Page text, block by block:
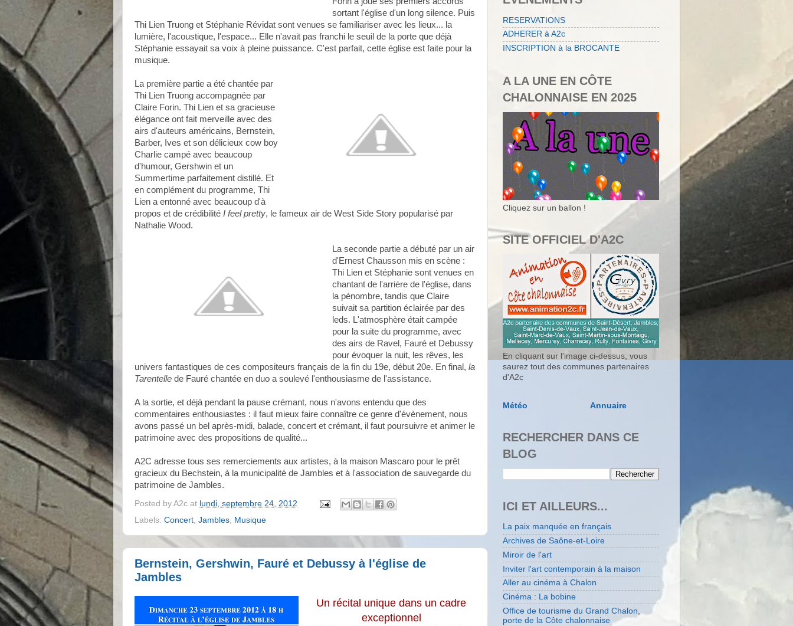
sortant l'église d'un long silence. Puis
Thi Lien Truong et Stéphanie Révidat sont venues se familiariser avec les lieux... la
lumière, l'acoustique, l'espace... Elle n'avait pas franchi le seuil de la porte que déjà
Stéphanie essayait sa voix à pleine puissance. C'est parfait, cette église est faite pour la
musique.
La première partie a été chantée par
Thi Lien Truong accompagnée par
Claire Forin. Thi Lien et sa gracieuse
élégance ont fait merveille avec des
airs d'auteurs américains, Bernstein,
Barber, Ives et son délicieux cow boy
Charlie campé avec beaucoup
d'humour, Gershwin et un
Summertime parfaitement distillé. Et
en complément du programme, Thi
Lien a entonné avec beaucoup d'à
propos et de crédibilité I feel pretty, le fameux air de West Side Story popularisé par
Nathalie Wood.
La seconde partie a débuté par un air
d'Ernest Chausson mis en scène :
Thi Lien et Stéphanie sont venues en
chantant de l'arrière de l'église, dans
la pénombre, tandis que Claire
suivait sa partition éclairée par des
leds. L'atmosphère était campée
pour la suite du programme, avec
des airs de Ravel, Fauré et Debussy
pour évoquer la nuit, les rêves, les
univers fantastiques de ces compositeurs français de la fin du 19e, début 20e. En final, la
Tarentelle de Fauré chantée en duo a soulevé l'enthousiasme de l'assistance.
A la sortie, et déjà pendant la pause crémant, nous n'avons entendu que des
commentaires enthousiastes : il faut mieux faire connaître ce genre d'évènement, nous
avons passé un bel après-midi, balade, concert et crémant, il faut poursuivre et animer le
patrimoine avec des propositions de qualité...
A2C adresse tous ses remerciements aux artistes, à la maison Mascaro pour le prêt
gracieux du Bechstein, à la municipalité de Jambles et à l'association de sauvegarde du
patrimoine de Jambles.
Posted by A2c at lundi, septembre 24, 2012
Labels: Concert, Jambles, Musique
Bernstein, Gershwin, Fauré et Debussy à l'église de
Jambles
Un récital unique dans un cadre
exceptionnel
RESERVATIONS
ADHERER à A2c
INSCRIPTION à la BROCANTE
A LA UNE EN CÔTE
CHALONNAISE EN 2025
Cliquez sur un ballon !
SITE OFFICIEL D'A2C
En cliquant sur l'image ci-dessus, vous
saurez tout des communes partenaires
d'A2c
Météo Annuaire
RECHERCHER DANS CE
BLOG
ICI ET AILLEURS...
La paix manquée en français
Archives de Saône-et-Loire
Miroir de l'art
Inviter l'art contemporain à la maison
Aller au cinéma à Chalon
Cinéma : La bobine
Office de tourisme du Grand Chalon,
porte de la Côte chalonnaise